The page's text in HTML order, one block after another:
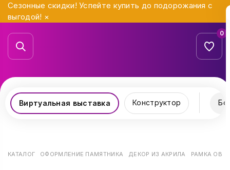
Сезонные скидки! Успейте купить до подорожания с
выгодой! ×
0
Виртуальная выставка Конструктор
КАТАЛОГ ОФОРМЛЕНИЕ ПАМЯТНИКА ДЕКОР ИЗ АКРИЛА РАМКА